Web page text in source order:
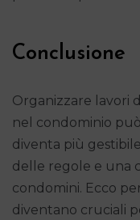
Conclusione
Organizzare lavori
nel condominio
diventa più
delle regole e una
condomini. Ecco
diventano cruciali